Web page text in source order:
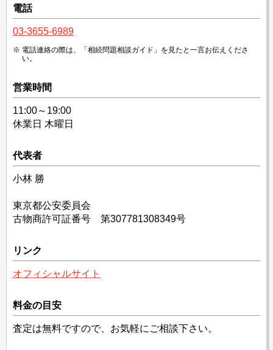
電話
03-3655-6989
電話連絡の際は、「相続問題相談ガイド」を見たと一言お伝えくださ
い。
営業時間
11:00～19:00
休業日 木曜日
代表者
小林 勝
東京都公安委員会
古物商許可証番号 第307781308349号
リンク
オフィシャルサイト
料金の目安
査定は無料ですので、お気軽にご相談下さい。